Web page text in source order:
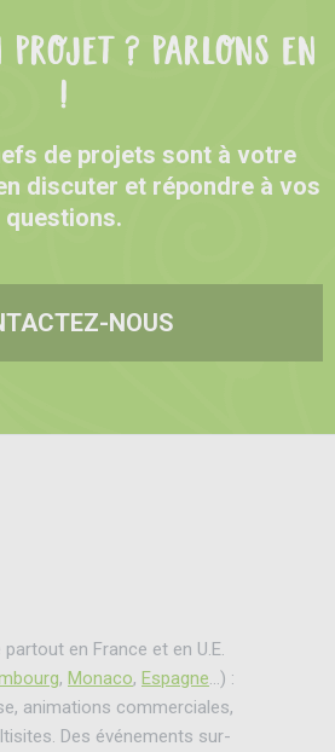
PROJET ? PARLONS EN
!
de projets sont à votre
discuter et répondre à vos
questions.
NOUS
en France et en U.E.
, Monaco, Espagne…) :
animations commerciales,
Des événements sur-